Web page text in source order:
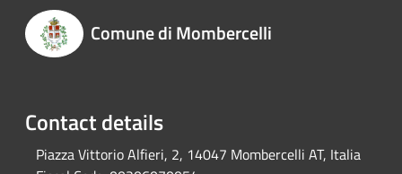
Comune di Mombercelli
Contact details
Piazza Vittorio Alfieri, 2, 14047 Mombercelli AT, Italia